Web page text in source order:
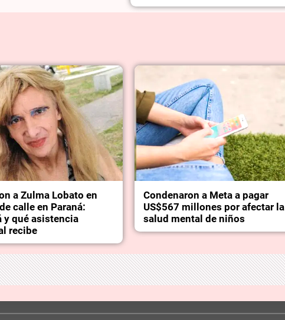
a Zulma Lobato en
calle en Paraná:
y qué asistencia
recibe
Condenaron a Meta a pagar
US$567 millones por afectar la
salud mental de niños